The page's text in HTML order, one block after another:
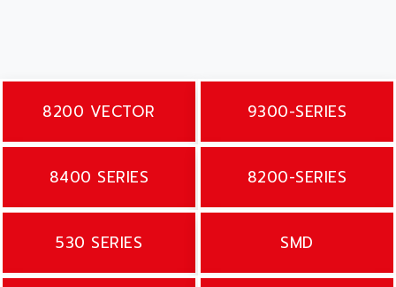
8200 VECTOR 9300-SERIES
8400 SERIES 8200-SERIES
530 SERIES SMD